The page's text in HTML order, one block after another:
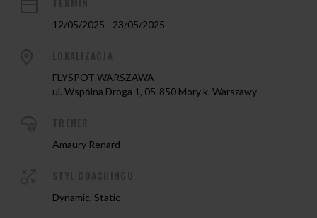
12/05/2025 - 23/05/2025
FLYSPOT WARSZAWA
ul. Wspólna Droga 1, 05-850 Mory k. Warszawy
Amaury Renard
Dynamic, Static